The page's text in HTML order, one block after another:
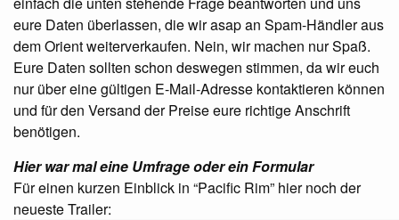
eure Daten überlassen, die wir asap an Spam-Händler aus
dem Orient weiterverkaufen. Nein, wir machen nur Spaß.
Eure Daten sollten schon deswegen stimmen, da wir euch
nur über eine gültigen E-Mail-Adresse kontaktieren können
und für den Versand der Preise eure richtige Anschrift
benötigen.
Hier war mal eine Umfrage oder ein Formular
Für einen kurzen Einblick in “Pacific Rim” hier noch der
neueste Trailer: